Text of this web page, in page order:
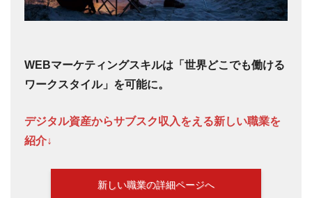
WEBマーケティングスキルは「世界どこでも働ける
ワークスタイル」を可能に。
デジタル資産からサブスク収入をえる新しい職業を
紹介↓
新しい職業の詳細ページへ